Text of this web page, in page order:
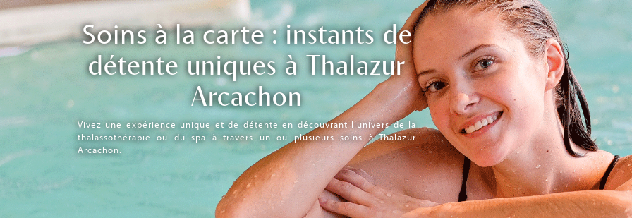
Soins à la carte :instants de
détente uniques à Thalazur
Arcachon
Vivez une expérience unique et de détente en découvrant l’univers de la
thalassothérapie ou du spa à travers un ou plusieurs soins à Thalazur
Arcachon.